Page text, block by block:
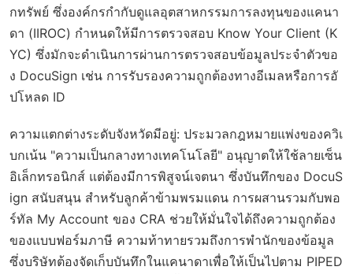
กทรัพย์ ซึ่งองค์กรกำกับดูแลอุตสาหกรรมการลงทุนของแคนา
ดา (IIROC) กำหนดให้มีการตรวจสอบ Know Your Client (K
YC) ซึ่งมักจะดำเนินการผ่านการตรวจสอบข้อมูลประจำตัวขอ
ง DocuSign เช่น การรับรองความถูกต้องทางอีเมลหรือการอั
ปโหลด ID
ความแตกต่างระดับจังหวัดมีอยู่: ประมวลกฎหมายแพ่งของควิเ
บกเน้น "ความเป็นกลางทางเทคโนโลยี" อนุญาตให้ใช้ลายเซ็น
อิเล็กทรอนิกส์ แต่ต้องมีการพิสูจน์เจตนา ซึ่งบันทึกของ DocuS
ign สนับสนุน สำหรับลูกค้าข้ามพรมแดน การผสานรวมกับพอ
ร์ทัล My Account ของ CRA ช่วยให้มั่นใจได้ถึงความถูกต้อง
ของแบบฟอร์มภาษี ความท้าทายรวมถึงการพำนักของข้อมูล
ซึ่งบริษัทต้องจัดเก็บบันทึกในแคนาดาเพื่อให้เป็นไปตาม PIPED